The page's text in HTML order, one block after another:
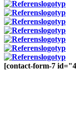
[contact-form-7